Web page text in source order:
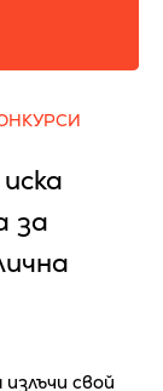
за
свой